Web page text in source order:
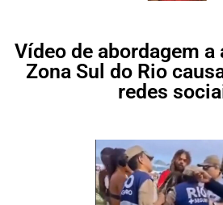
Vídeo de abordagem a
Zona Sul do Rio
redes